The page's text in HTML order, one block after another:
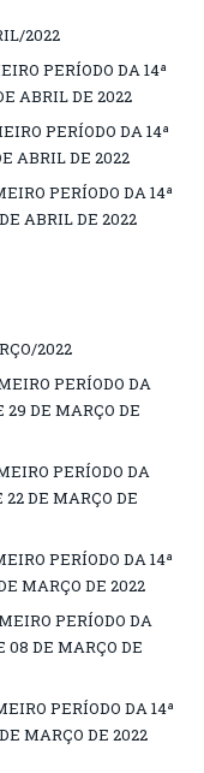
2022
PERÍODO DA 14ª
ABRIL DE 2022
PERÍODO DA 14ª
ABRIL DE 2022
PERÍODO DA 14ª
ABRIL DE 2022
2022
PERÍODO DA
29 DE MARÇO DE
PERÍODO DA
22 DE MARÇO DE
PERÍODO DA 14ª
MARÇO DE 2022
PERÍODO DA
08 DE MARÇO DE
PERÍODO DA 14ª
MARÇO DE 2022